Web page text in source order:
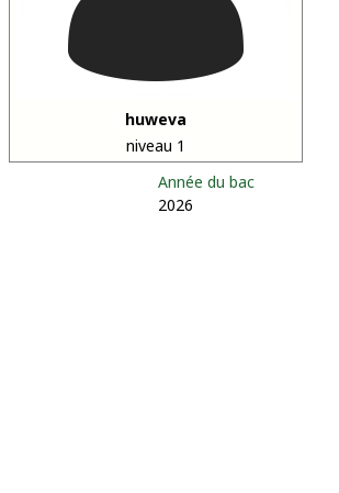
huweva
niveau 1
Année du bac
2026